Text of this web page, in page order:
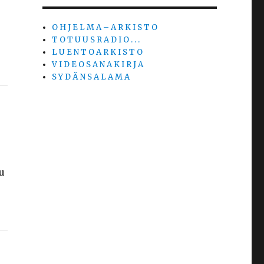
O H J E L M A – A R K I S T O
T O T U U S R A D I O . . .
L U E N T O A R K I S T O
V I D E O S A N A K I R J A
S Y D Ä N S A L A M A